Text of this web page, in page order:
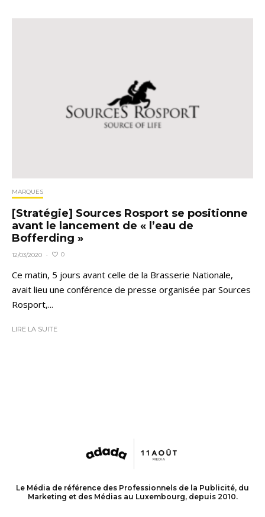
MARQUES
[Stratégie] Sources Rosport se positionne
avant le lancement de « l’eau de
Bofferding »
12/03/2020 · 0
Ce matin, 5 jours avant celle de la Brasserie Nationale,
avait lieu une conférence de presse organisée par Sources
Rosport,...
LIRE LA SUITE
Le Média de référence des Professionnels de la Publicité, du
Marketing et des Médias au Luxembourg, depuis 2010.